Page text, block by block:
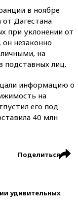
в ноябре
от Дагестана
при уклонении от
незаконно
на
подставных лиц.
информацию о
на
его под
40 млн
Поделиться
удивительных